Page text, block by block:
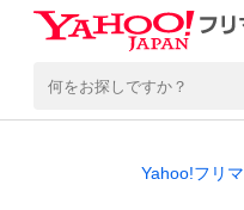
Yahoo!フリマ